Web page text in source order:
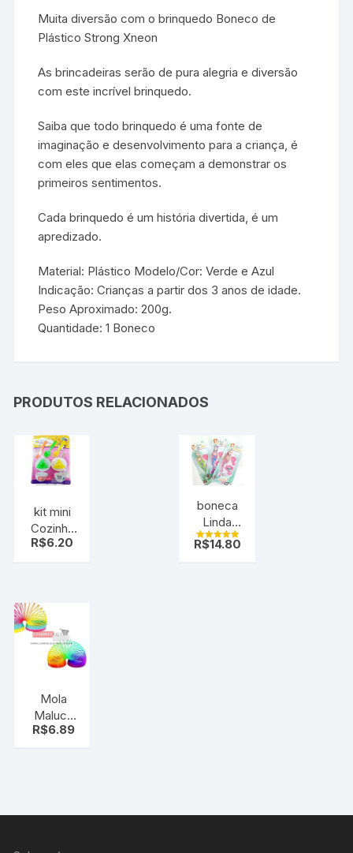
Muita diversão com o brinquedo Boneco de
Plástico Strong Xneon
As brincadeiras serão de pura alegria e diversão
com este incrível brinquedo.
Saiba que todo brinquedo é uma fonte de
imaginação e desenvolvimento para a criança, é
com eles que elas começam a demonstrar os
primeiros sentimentos.
Cada brinquedo é um história divertida, é um
apredizado.
Material: Plástico Modelo/Cor: Verde e Azul
Indicação: Crianças a partir dos 3 anos de idade.
Peso Aproximado: 200g.
Quantidade: 1 Boneco
PRODUTOS RELACIONADOS
kit mini
Cozinha
Infantil
R$6.20
boneca
Linda
sereia
Avaliação
R$14.80
Mola
Maluca
Arco Íris
R$6.89